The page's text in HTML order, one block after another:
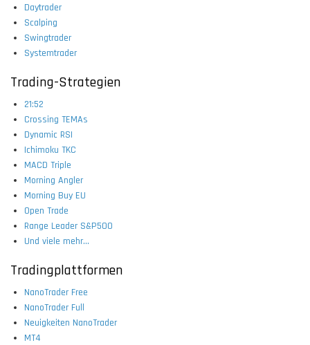
Daytrader
Scalping
Swingtrader
Systemtrader
Trading-Strategien
21:52
Crossing TEMAs
Dynamic RSI
Ichimoku TKC
MACD Triple
Morning Angler
Morning Buy EU
Open Trade
Range Leader S&P500
Und viele mehr...
Tradingplattformen
NanoTrader Free
NanoTrader Full
Neuigkeiten NanoTrader
MT4